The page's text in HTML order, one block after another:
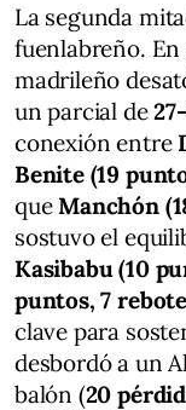
La segunda
fuenlabreño.
madrileño
un parcial de
conexión entre
Benite (19
que Manchón
sostuvo el
Kasibabu (10
puntos, 7
clave para
desbordó a un
balón (20